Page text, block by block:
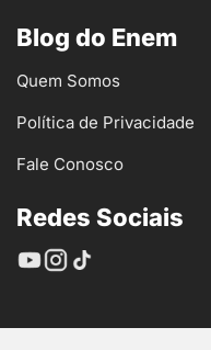
Blog do Enem
Quem Somos
Política de Privacidade
Fale Conosco
Redes Sociais